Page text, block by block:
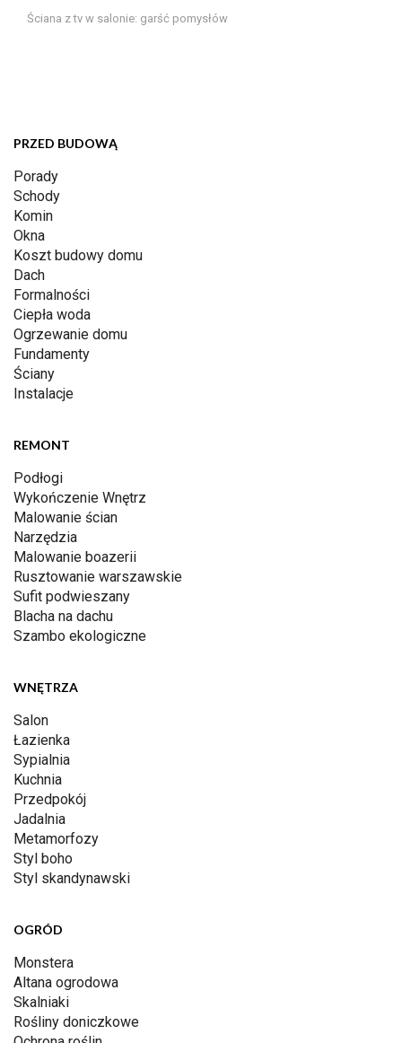
Ściana z tv w salonie: garść pomysłów
PRZED BUDOWĄ
Porady
Schody
Komin
Okna
Koszt budowy domu
Dach
Formalności
Ciepła woda
Ogrzewanie domu
Fundamenty
Ściany
Instalacje
REMONT
Podłogi
Wykończenie Wnętrz
Malowanie ścian
Narzędzia
Malowanie boazerii
Rusztowanie warszawskie
Sufit podwieszany
Blacha na dachu
Szambo ekologiczne
WNĘTRZA
Salon
Łazienka
Sypialnia
Kuchnia
Przedpokój
Jadalnia
Metamorfozy
Styl boho
Styl skandynawski
OGRÓD
Monstera
Altana ogrodowa
Skalniaki
Rośliny doniczkowe